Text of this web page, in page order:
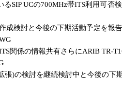
SIP UCの700MHz帯ITS利用可否
検討と今後の下期活動予定を報告
係の情報共有さらにARIB TR-
)の検討を継続検討中と今後の下